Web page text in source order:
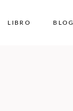
LIBRO BLOG